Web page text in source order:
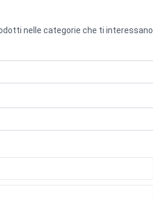
nelle categorie che ti interessano.